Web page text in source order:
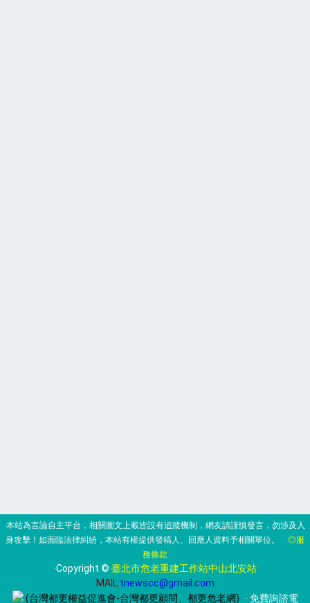
‧本站為言論自主平台，相關圖文上載皆設有追蹤機制，網友請謹慎發言，勿涉及人
身攻擊！如面臨法律糾紛，本站有權提供發稿人、回應人資料予相關單位。 ◎服
務條款
‧Copyright © 臺北市危老重建工作站中山北安站
MAIL:tnewscc@gmail.com
(台灣都更權益促進會-台灣都更顧問、都更危老網)
‧ 免費詢諮電